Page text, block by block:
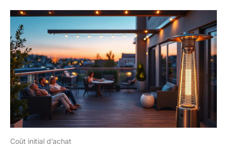
Coût initial d’achat